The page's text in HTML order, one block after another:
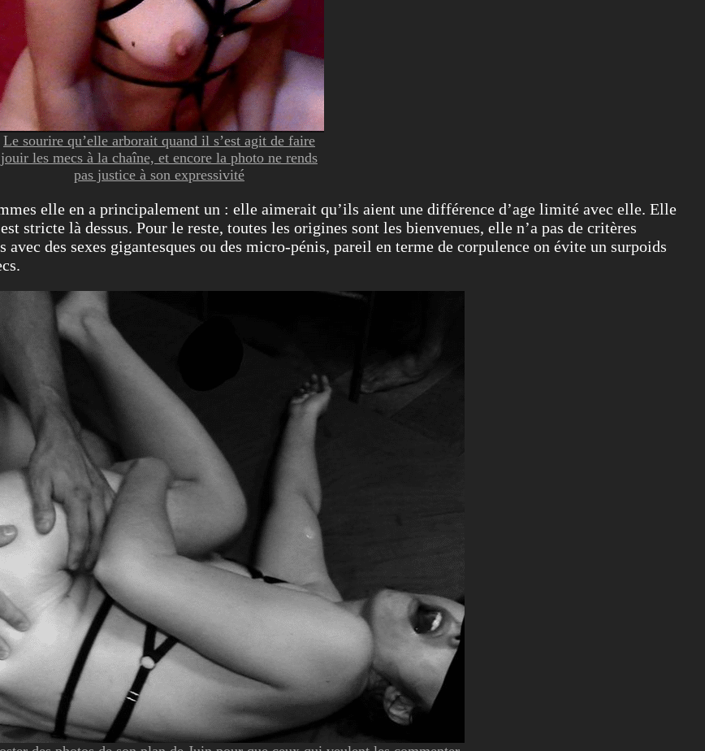
Le sourire qu’elle arborait quand il s’est agit de faire
jouir les mecs à la chaîne, et encore la photo ne rends
pas justice à son expressivité
elle en a principalement un : elle aimerait qu’ils aient une différence d’age limité avec elle. Elle
stricte là dessus. Pour le reste, toutes les origines sont les bienvenues, elle n’a pas de critères
des sexes gigantesques ou des micro-pénis, pareil en terme de corpulence on évite un surpoids